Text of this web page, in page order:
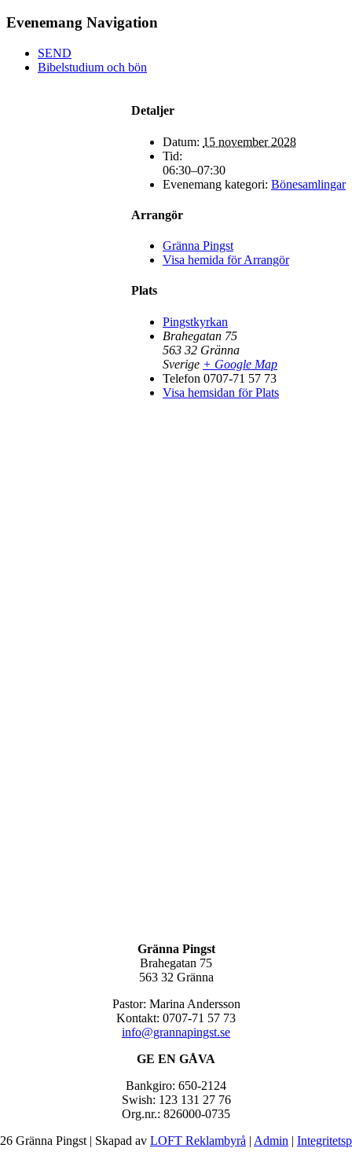
Evenemang Navigation
SEND
Bibelstudium och bön
Detaljer
Datum: 15 november 2028
Tid:
06:30–07:30
Evenemang kategori: Bönesamlingar
Arrangör
Gränna Pingst
Visa hemida för Arrangör
Plats
Pingstkyrkan
Brahegatan 75
563 32 Gränna
Sverige + Google Map
Telefon 0707-71 57 73
Visa hemsidan för Plats
Gränna Pingst
Brahegatan 75
563 32 Gränna
Pastor: Marina Andersson
Kontakt: 0707-71 57 73
info@grannapingst.se
GE EN GÅVA
Bankgiro: 650-2124
Swish: 123 131 27 76
Org.nr.: 826000-0735
Gränna Pingst | Skapad av LOFT Reklambyrå | Admin |